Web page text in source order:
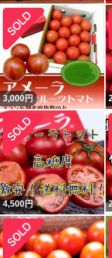
3,000円
4,500円